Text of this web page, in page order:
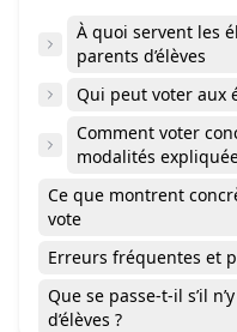
À quoi servent les
parents d’élèves
Qui peut voter aux
Comment voter
modalités
Ce que montrent
vote
Erreurs fréquentes et
Que se passe-t-il s’il
d’élèves ?